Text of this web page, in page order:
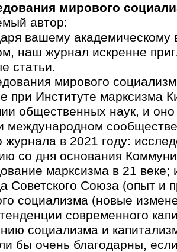
мирового
автор:
вашему академическому
наш журнал искренне
статьи.
мирового
при Институте марксизма
общественных наук, и
международном
журнала в 2021 году:
со дня основания
марксизма в 21 веке;
Советского Союза (опыт и
социализма (новые
современного
социализма и
бы очень благодарны,